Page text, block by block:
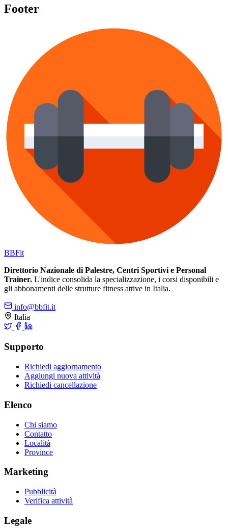
Footer
BBFit
Direttorio Nazionale di Palestre, Centri Sportivi e Personal
Trainer. L'indice consolida la specializzazione, i corsi disponibili e
gli abbonamenti delle strutture fitness attive in Italia.
info@bbfit.it
Italia
Supporto
Richiedi aggiornamento
Aggiungi nuova attività
Richiedi cancellazione
Elenco
Chi siamo
Contatto
Località
Province
Marketing
Pubblicità
Verifica attività
Legale